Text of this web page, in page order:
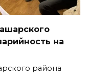
на
района